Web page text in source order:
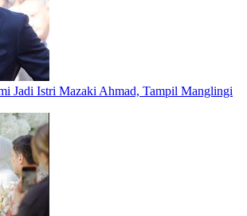
Jadi Istri Mazaki Ahmad, Tampil Manglingi